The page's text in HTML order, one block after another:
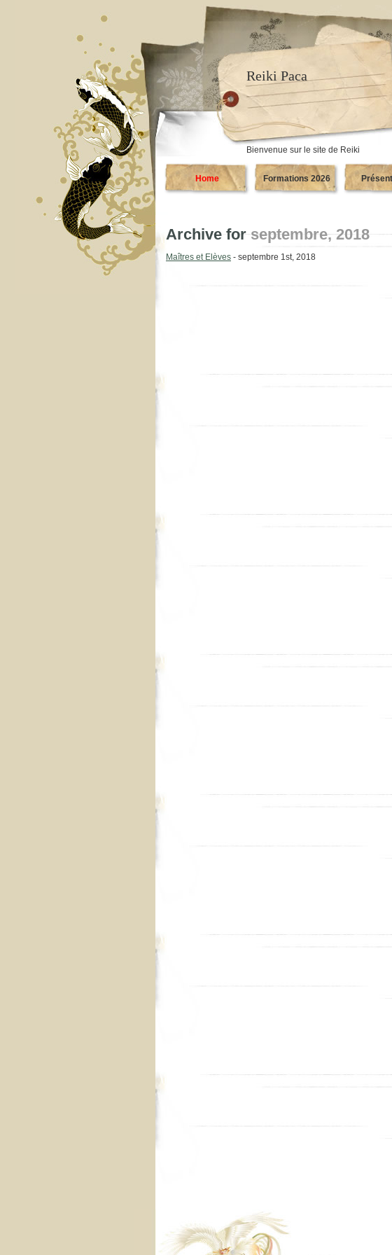
Reiki Paca
Bienvenue sur le site de Reiki
Home Formations 2026
Archive for septembre, 2018
Maîtres et Elèves - septembre 1st, 2018